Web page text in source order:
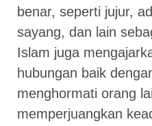
benar, seperti jujur,
sayang, dan lain
Islam juga
hubungan baik
menghormati orang
memperjuangkan